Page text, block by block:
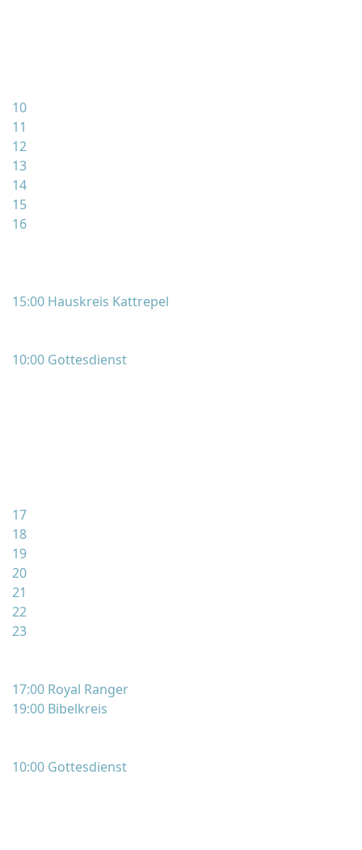
10
11
12
13
14
15
16
15:00 Hauskreis Kattrepel
10:00 Gottesdienst
17
18
19
20
21
22
23
17:00 Royal Ranger
19:00 Bibelkreis
10:00 Gottesdienst